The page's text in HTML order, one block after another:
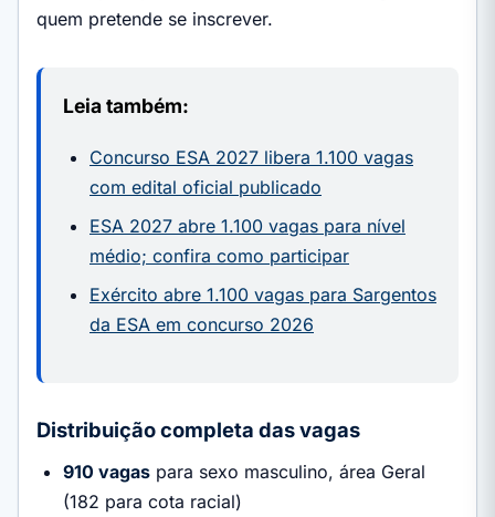
quem pretende se inscrever.
Leia também:
Concurso ESA 2027 libera 1.100 vagas
com edital oficial publicado
ESA 2027 abre 1.100 vagas para nível
médio; confira como participar
Exército abre 1.100 vagas para Sargentos
da ESA em concurso 2026
Distribuição completa das vagas
910 vagas para sexo masculino, área Geral
(182 para cota racial)